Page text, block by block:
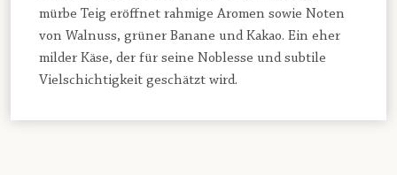
mürbe Teig eröffnet rahmige Aromen sowie Noten
von Walnuss, grüner Banane und Kakao. Ein eher
milder Käse, der für seine Noblesse und subtile
Vielschichtigkeit geschätzt wird.